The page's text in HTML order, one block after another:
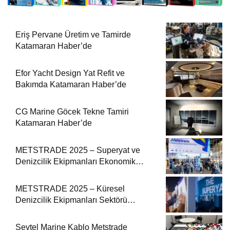
Eriş Pervane Üretim ve Tamirde
Katamaran Haber’de
Efor Yacht Design Yat Refit ve
Bakımda Katamaran Haber’de
CG Marine Göcek Tekne Tamiri
Katamaran Haber’de
METSTRADE 2025 – Superyat ve
Denizcilik Ekipmanları Ekonomik
METSTRADE 2025 – Küresel
Denizcilik Ekipmanları Sektörü
Sevtel Marine Kablo Metstrade